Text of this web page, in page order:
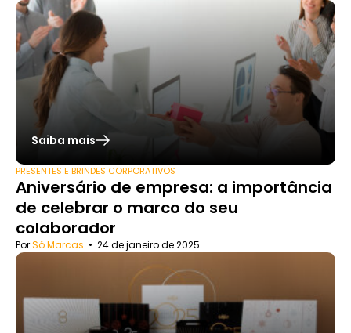
Saiba mais
PRESENTES E BRINDES CORPORATIVOS
Aniversário de empresa: a importância
de celebrar o marco do seu
colaborador
PorSó Marcas • 24 de janeiro de 2025